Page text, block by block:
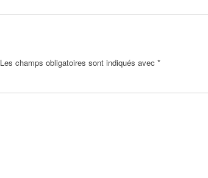
Les champs obligatoires sont indiqués avec *